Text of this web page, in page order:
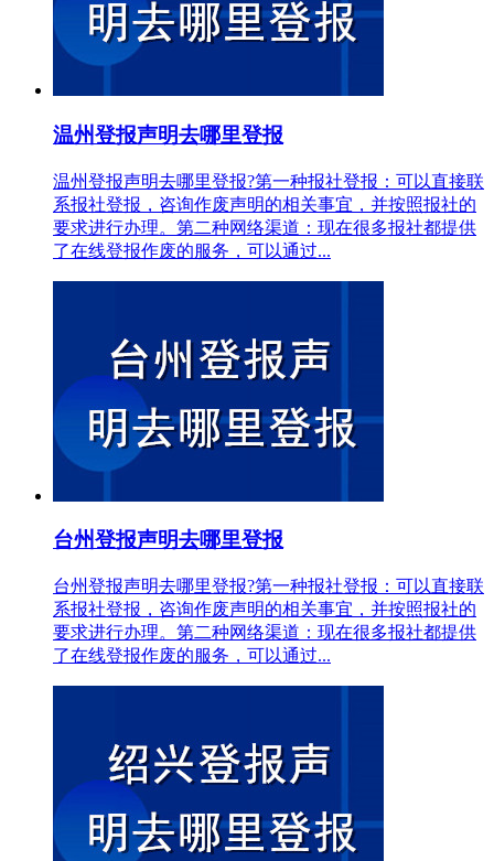
温州登报声明去哪里登报
温州登报声明去哪里登报?第一种报社登报：可以直接联
系报社登报，咨询作废声明的相关事宜，并按照报社的
要求进行办理。第二种网络渠道：现在很多报社都提供
了在线登报作废的服务，可以通过...
台州登报声明去哪里登报
台州登报声明去哪里登报?第一种报社登报：可以直接联
系报社登报，咨询作废声明的相关事宜，并按照报社的
要求进行办理。第二种网络渠道：现在很多报社都提供
了在线登报作废的服务，可以通过...